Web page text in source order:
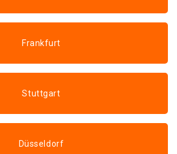
Frankfurt
Stuttgart
Düsseldorf